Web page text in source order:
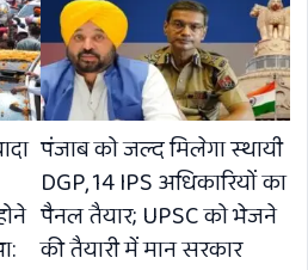
पंजाब को जल्द मिलेगा स्थायी
DGP, 14 IPS अधिकारियों का
पैनल तैयार; UPSC को भेजने
की तैयारी में मान सरकार